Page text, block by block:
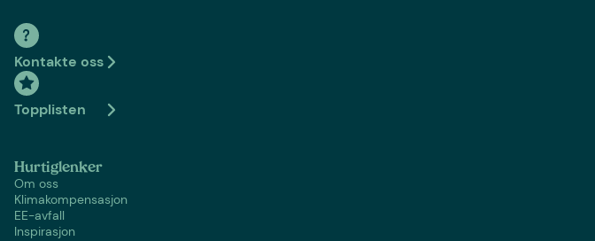
Kontakte oss
Topplisten
Hurtiglenker
Om oss
Klimakompensasjon
EE-avfall
Inspirasjon